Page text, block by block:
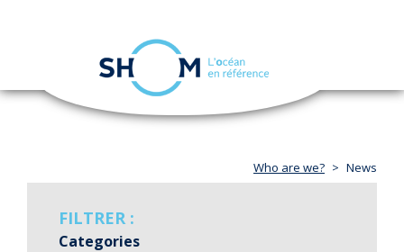
Skip
navigation
Who are we? News
FILTRER :
Categories